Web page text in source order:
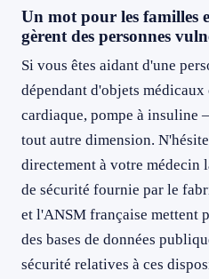
Un mot pour les familles
gèrent des personnes
Si vous êtes aidant d'une
dépendant d'objets
cardiaque, pompe à insuline
tout autre dimension.
directement à votre
de sécurité fournie par le
et l'ANSM française mettent
des bases de données
sécurité relatives à ces